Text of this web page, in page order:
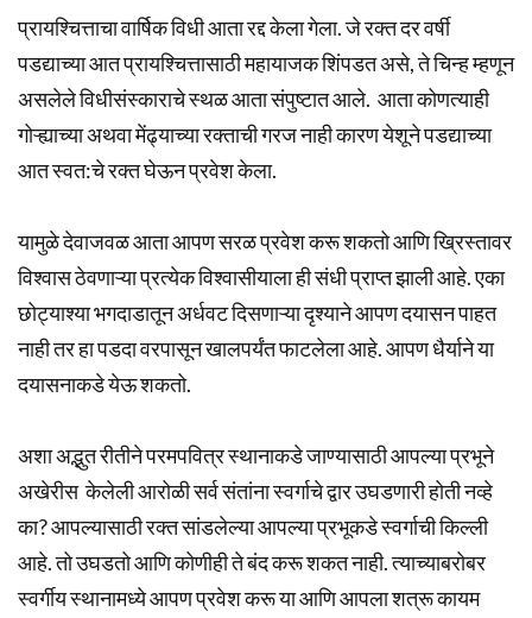
प्रायश्चित्ताचा वार्षिक विधी आता रद्द केला गेला. जे रक्त दर वर्षी
पडद्याच्या आत प्रायश्चित्तासाठी महायाजक शिंपडत असे, ते चिन्ह म्हणून
असलेले विधीसंस्काराचे स्थळ आता संपुष्टात आले. आता कोणत्याही
गोऱ्ह्याच्या अथवा मेंढ्याच्या रक्ताची गरज नाही कारण येशूने पडद्याच्या
आत स्वत:चे रक्त घेऊन प्रवेश केला.
यामुळे देवाजवळ आता आपण सरळ प्रवेश करू शकतो आणि ख्रिस्तावर
विश्वास ठेवणाऱ्या प्रत्येक विश्वासीयाला ही संधी प्राप्त झाली आहे. एका
छोट्याश्या भगदाडातून अर्धवट दिसणाऱ्या दृश्याने आपण दयासन पाहत
नाही तर हा पडदा वरपासून खालपर्यंत फाटलेला आहे. आपण धैर्याने या
दयासनाकडे येऊ शकतो.
अशा अद्भुत रीतीने परमपवित्र स्थानाकडे जाण्यासाठी आपल्या प्रभूने
अखेरीस केलेली आरोळी सर्व संतांना स्वर्गाचे द्वार उघडणारी होती नव्हे
का? आपल्यासाठी रक्त सांडलेल्या आपल्या प्रभूकडे स्वर्गाची किल्ली
आहे. तो उघडतो आणि कोणीही ते बंद करू शकत नाही. त्याच्याबरोबर
स्वर्गीय स्थानामध्ये आपण प्रवेश करू या आणि आपला शत्रू कायम